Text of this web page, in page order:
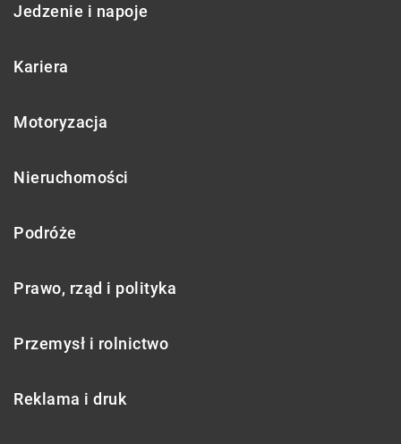
Jedzenie i napoje
Kariera
Motoryzacja
Nieruchomości
Podróże
Prawo, rząd i polityka
Przemysł i rolnictwo
Reklama i druk